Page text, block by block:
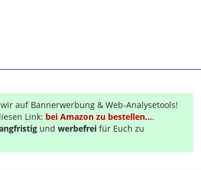
auf Bannerwerbung & Web-Analysetools!
Link: bei Amazon zu bestellen....
und werbefrei für Euch zu